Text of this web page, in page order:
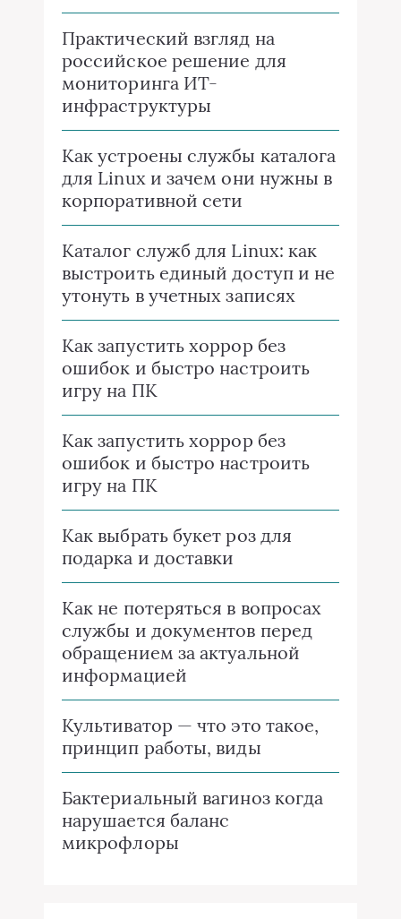
Практический взгляд на
российское решение для
мониторинга ИТ-
инфраструктуры
Как устроены службы каталога
для Linux и зачем они нужны в
корпоративной сети
Каталог служб для Linux: как
выстроить единый доступ и не
утонуть в учетных записях
Как запустить хоррор без
ошибок и быстро настроить
игру на ПК
Как запустить хоррор без
ошибок и быстро настроить
игру на ПК
Как выбрать букет роз для
подарка и доставки
Как не потеряться в вопросах
службы и документов перед
обращением за актуальной
информацией
Культиватор — что это такое,
принцип работы, виды
Бактериальный вагиноз когда
нарушается баланс
микрофлоры